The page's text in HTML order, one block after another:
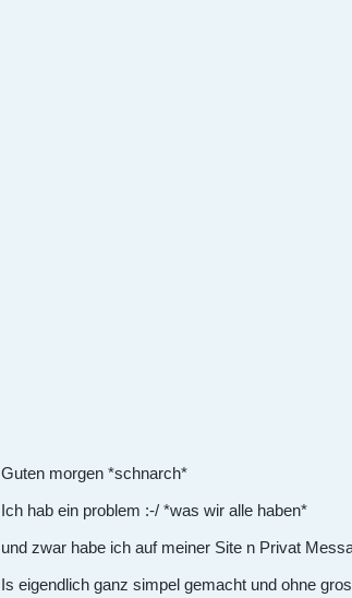
Guten morgen *schnarch*
Ich hab ein problem :-/ *was wir alle haben*
und zwar habe ich auf meiner Site n Privat
Is eigendlich ganz simpel gemacht und ohne